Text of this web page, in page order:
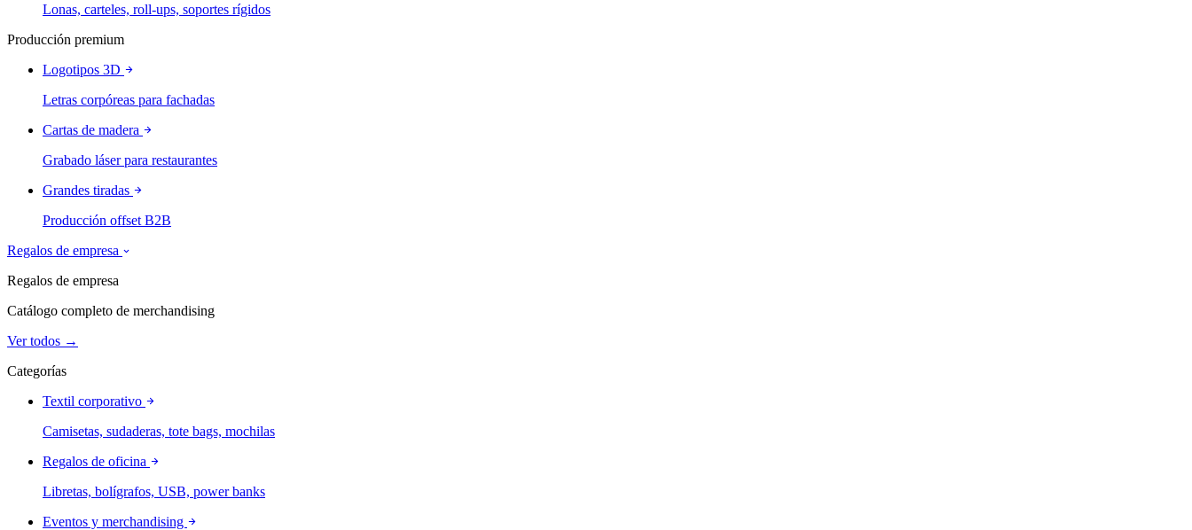
Lonas, carteles, roll-ups, soportes rígidos
Producción premium
Logotipos 3D
Letras corpóreas para fachadas
Cartas de madera
Grabado láser para restaurantes
Grandes tiradas
Producción offset B2B
Regalos de empresa
Regalos de empresa
Catálogo completo de merchandising
Ver todos →
Categorías
Textil corporativo
Camisetas, sudaderas, tote bags, mochilas
Regalos de oficina
Libretas, bolígrafos, USB, power banks
Eventos y merchandising